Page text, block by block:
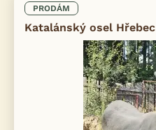
PRODÁM
Katalánský osel Hřebec